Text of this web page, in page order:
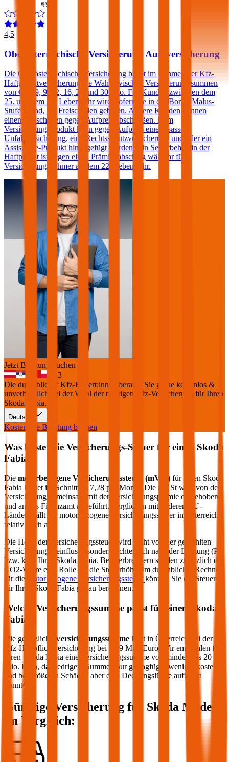
4,5
Oberösterreichische Versicherung Autoversicherung
Die Oberösterreichische Versicherung bietet im Rahmen der Kfz-
Haftpflichtversicherung die Wahl zwischen Versicherungssummen
von € 7,79, 9, 12, 16, 20 und 30 Mio. Für Kunden zwischen dem
25. und dem 69. Lebensjahr wird, sofern sie in der Bonus Malus-
Stufe 0 sind, ein Freischaden geboten. Andere Kunden können
einen Freischaden gegen Aufpreis abschließen. Dem
Versicherungsprodukt kann gegen Aufpreis eine Insassen-
Unfallversicherung, eine Rechtsschutzversicherung und/oder ein
Assistance-Produkt hinzugefügt werden. Ein Selbstbehalt in der
Haftpflicht ist gegen einen Prämienabschlag wählbar für
Versicherungsnehmer ab dem 22. Lebensjahr.
Jetzt Beratung buchen
+3
Die durchblicker Kfz-Expert:innen beraten Sie gerne kostenlos &
unverbindlich bei der Wahl der richtigen Kfz-Versicherung für Ihren
Skoda Fabia.
Deutsch
Kostenlose Beratung buchen
Was kostet die Versicherungs-Steuer für einen Skoda
Fabia
Die motorbezogene Versicherungssteuer (mVSt) für einen Skoda
Fabia kostet im Schnitt € 17,28 pro Monat. Die mVSt wird von der
Versicherung gemeinsam mit der Versicherungsprämie eingehoben
und an das Finanzamt abgeführt. Verglichen mit anderen EU-
Ländern fällt die motorbezogene Versicherungssteuer in Österreich
relativ hoch aus.
Die Höhe der Versicherungssteuer wird nicht von der gewählten
Versicherung beeinflusst, sondern richtet sich nach der Leistung (PS
bzw. kW) Ihres
Skoda Fabia. Bei Verbrennern spielen zusätzlich die
CO2-Werte eine Rolle für die Steuerhöhe. Im durchblicker Rechner
für die
motorbezogene Versicherungssteuer können Sie die Steuer
für Ihren
Skoda Fabia genau berechnen.
Welche Versicherungssumme passt für einen
Skoda
Fabia
Die gesetzliche Versicherungssumme liegt in Österreich bei der
Kfz-Haftpflichtversicherung bei 7,79 Mio. Euro. Wir empfehlen für
Ihren Skoda Fabia eine Versicherungssumme von mindestens 20
Mio. Euro, da niedrigere Summen nur geringfügig weniger kosten
und bei größeren Schäden aber eine Deckungslücke auftreten
könnte.
Günstige Versicherung für Skoda Modelle
im Vergleich: